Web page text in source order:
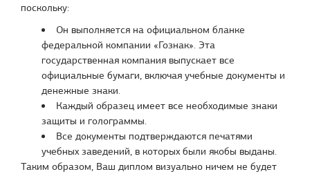
поскольку:
Он выполняется на официальном бланке
федеральной компании «Гознак». Эта
государственная компания выпускает все
официальные бумаги, включая учебные документы и
денежные знаки.
Каждый образец имеет все необходимые знаки
защиты и голограммы.
Все документы подтверждаются печатями
учебных заведений, в которых были якобы выданы.
Таким образом, Ваш диплом визуально ничем не будет